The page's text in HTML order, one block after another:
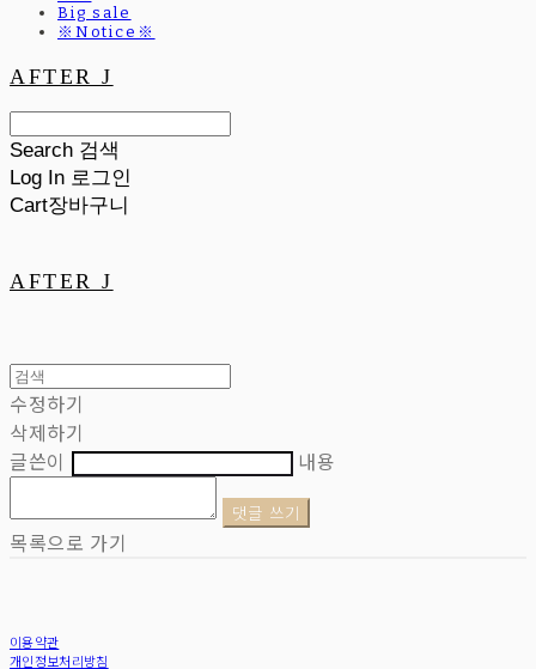
Big sale
※Notice※
AFTER J
Search 검색
Log In 로그인
Cart장바구니
AFTER J
수정하기
삭제하기
글쓴이
내용
댓글 쓰기
목록으로 가기
이용약관
개인정보처리방침